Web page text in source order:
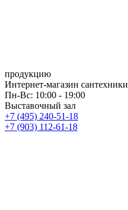
продукцию
Интернет-магазин сантехники
Пн-Вс: 10:00 - 19:00
Выставочный зал
+7 (495) 240-51-18
+7 (903) 112-61-18